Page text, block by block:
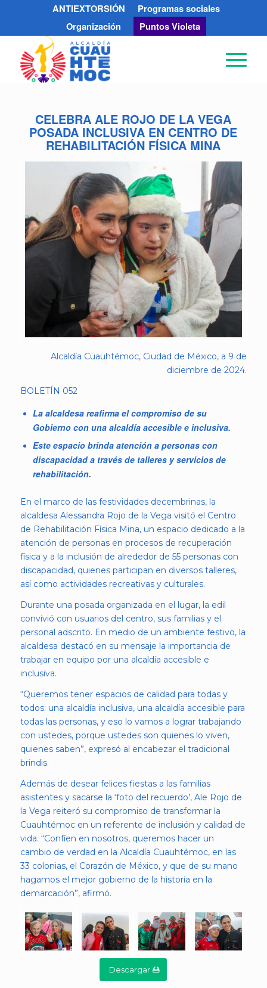
ANTIEXTORSIÓN
Programas sociales
Organización
Puntos Violeta
CELEBRA ALE ROJO DE LA VEGA
POSADA INCLUSIVA EN CENTRO DE
REHABILITACIÓN FÍSICA MINA
Alcaldía Cuauhtémoc, Ciudad de México, a 9 de
diciembre de 2024.
BOLETÍN 052
La alcaldesa reafirma el compromiso de su
Gobierno con una alcaldía accesible e inclusiva.
Este espacio brinda atención a personas con
discapacidad a través de talleres y servicios de
rehabilitación.
En el marco de las festividades decembrinas, la
alcaldesa Alessandra Rojo de la Vega visitó el Centro
de Rehabilitación Física Mina, un espacio dedicado a la
atención de personas en procesos de recuperación
física y a la inclusión de alrededor de 55 personas con
discapacidad, quienes participan en diversos talleres,
así como actividades recreativas y culturales.
Durante una posada organizada en el lugar, la edil
convivió con usuarios del centro, sus familias y el
personal adscrito. En medio de un ambiente festivo, la
alcaldesa destacó en su mensaje la importancia de
trabajar en equipo por una alcaldía accesible e
inclusiva.
“Queremos tener espacios de calidad para todas y
todos: una alcaldía inclusiva, una alcaldía accesible para
todas las personas, y eso lo vamos a lograr trabajando
con ustedes, porque ustedes son quienes lo viven,
quienes saben”, expresó al encabezar el tradicional
brindis.
Además de desear felices fiestas a las familias
asistentes y sacarse la ‘foto del recuerdo’, Ale Rojo de
la Vega reiteró su compromiso de transformar la
Cuauhtémoc en un referente de inclusión y calidad de
vida. “Confíen en nosotros, queremos hacer un
cambio de verdad en la Alcaldía Cuauhtémoc, en las
33 colonias, el Corazón de México, y que de su mano
hagamos el mejor gobierno de la historia en la
demarcación”, afirmó.
Descargar